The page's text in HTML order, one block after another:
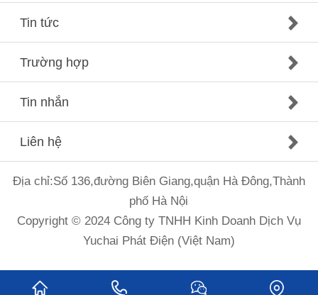
Tin tức
Trường hợp
Tin nhắn
Liên hệ
Địa chỉ:Số 136,đường Biên Giang,quận Hà Đông,Thành
phố Hà Nội
Copyright © 2024 Công ty TNHH Kinh Doanh Dịch Vụ
Yuchai Phát Điện (Việt Nam)